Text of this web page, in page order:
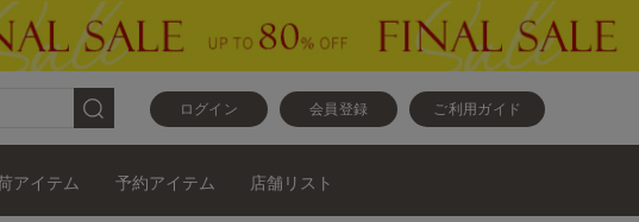
ログイン 会員登録 ご利用ガイド
アイテム 予約アイテム 店舗リスト